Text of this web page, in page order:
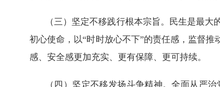
（三）坚定不移践行根本宗旨。民生是最
初心使命，以“时时放心不下”的责任感，监督
感、安全感更加充实、更有保障、更可持续。
（四）坚定不移发扬斗争精神。全面从严